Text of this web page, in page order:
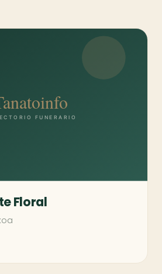
Floral